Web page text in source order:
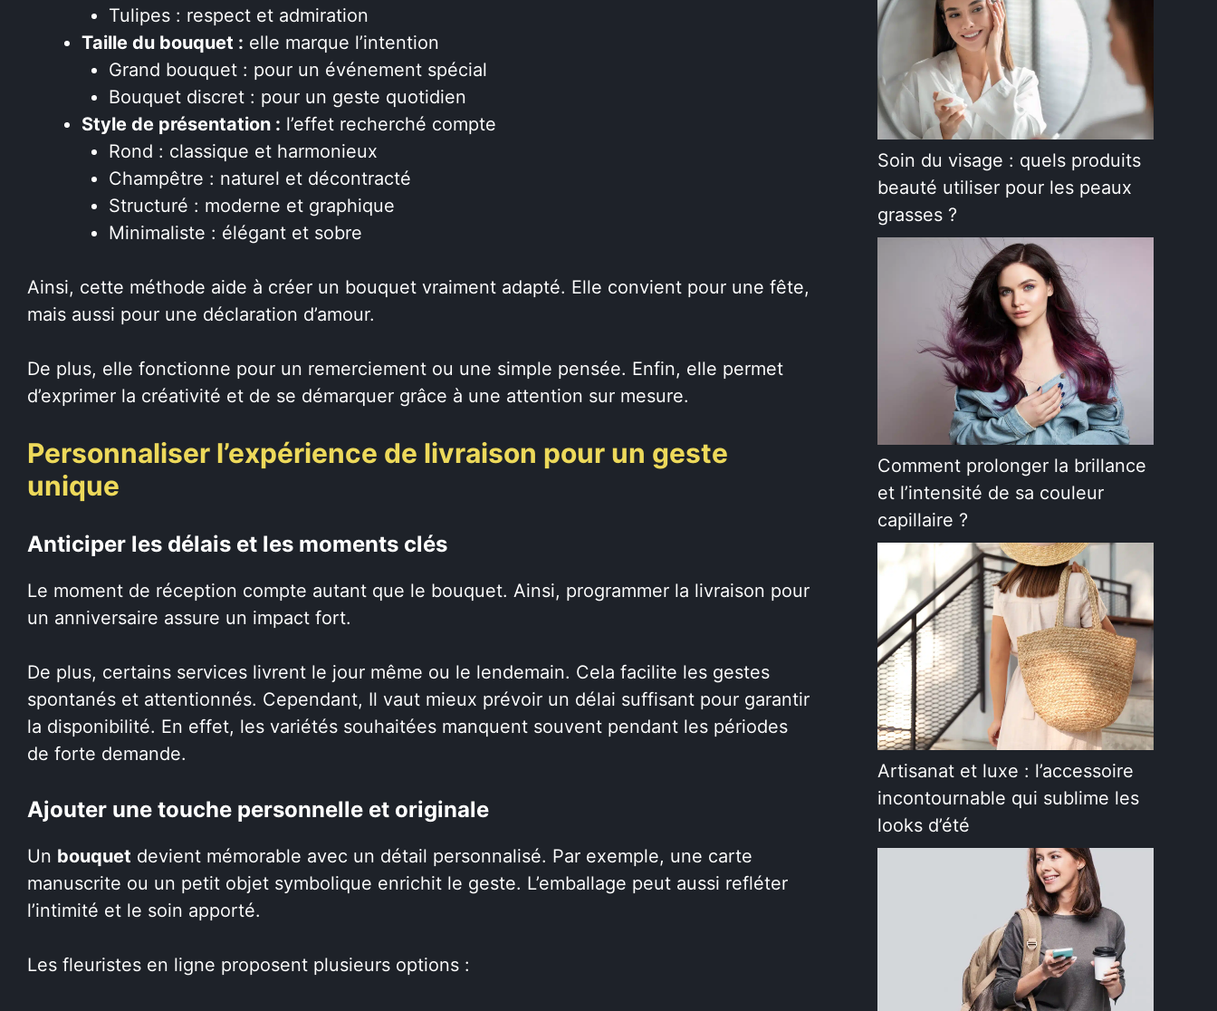
Tulipes : respect et admiration
Taille du bouquet : elle marque l’intention
Grand bouquet : pour un événement spécial
Bouquet discret : pour un geste quotidien
Style de présentation : l’effet recherché compte
Rond : classique et harmonieux
Champêtre : naturel et décontracté
Structuré : moderne et graphique
Minimaliste : élégant et sobre
Ainsi, cette méthode aide à créer un bouquet vraiment adapté. Elle convient pour une fête,
mais aussi pour une déclaration d’amour.
De plus, elle fonctionne pour un remerciement ou une simple pensée. Enfin, elle permet
d’exprimer la créativité et de se démarquer grâce à une attention sur mesure.
Personnaliser l’expérience de livraison pour un geste
unique
Anticiper les délais et les moments clés
Le moment de réception compte autant que le bouquet. Ainsi, programmer la livraison pour
un anniversaire assure un impact fort.
De plus, certains services livrent le jour même ou le lendemain. Cela facilite les gestes
spontanés et attentionnés. Cependant, Il vaut mieux prévoir un délai suffisant pour garantir
la disponibilité. En effet, les variétés souhaitées manquent souvent pendant les périodes
de forte demande.
Ajouter une touche personnelle et originale
Un bouquet devient mémorable avec un détail personnalisé. Par exemple, une carte
manuscrite ou un petit objet symbolique enrichit le geste. L’emballage peut aussi refléter
l’intimité et le soin apporté.
Les fleuristes en ligne proposent plusieurs options :
Soin du visage : quels produits
beauté utiliser pour les peaux
grasses ?
Comment prolonger la brillance
et l’intensité de sa couleur
capillaire ?
Artisanat et luxe : l’accessoire
incontournable qui sublime les
looks d’été